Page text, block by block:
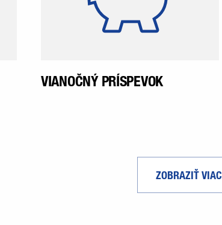
VIANOČNÝ PRÍSPEVOK
ZOBRAZIŤ VIAC